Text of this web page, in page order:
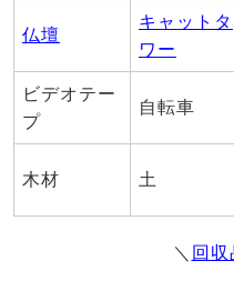
仏壇
キャットタ
ワー
ビデオテー
プ
自転車
木材 土
＼ 回収